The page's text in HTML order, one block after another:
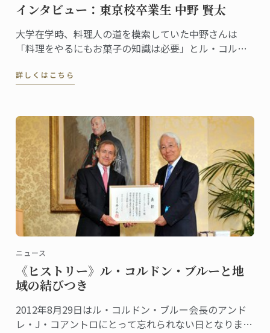
インタビュー：東京校卒業生 中野 賢太
大学在学時、料理人の道を模索していた中野さんは
「料理をやるにもお菓子の知識は必要」とル・コルド
ー・モカ」や「モンモランシー」などクラシックなフ
詳しくはこちら
ニュース
《ヒストリー》ル・コルドン・ブルーと地
域の結びつき
2012年8月29日はル・コルドン・ブルー会長のアンド
レ・J・コアントロにとって忘れられない日となりまし